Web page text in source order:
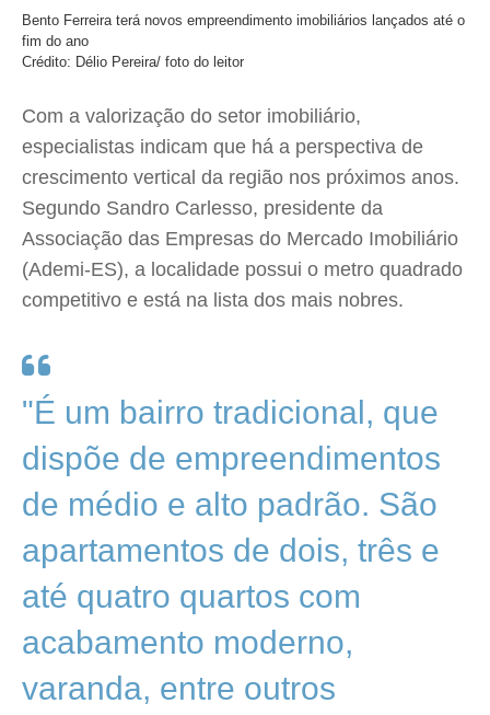
Bento Ferreira terá novos empreendimento imobiliários lançados até o
fim do ano
Crédito: Délio Pereira/ foto do leitor
Com a valorização do setor imobiliário,
especialistas indicam que há a perspectiva de
crescimento vertical da região nos próximos anos.
Segundo Sandro Carlesso, presidente da
Associação das Empresas do Mercado Imobiliário
(Ademi-ES), a localidade possui o metro quadrado
competitivo e está na lista dos mais nobres.
"É um bairro tradicional, que
dispõe de empreendimentos
de médio e alto padrão. São
apartamentos de dois, três e
até quatro quartos com
acabamento moderno,
varanda, entre outros